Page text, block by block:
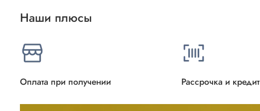
Наши плюсы
Оплата при получении Рассрочка и кредит